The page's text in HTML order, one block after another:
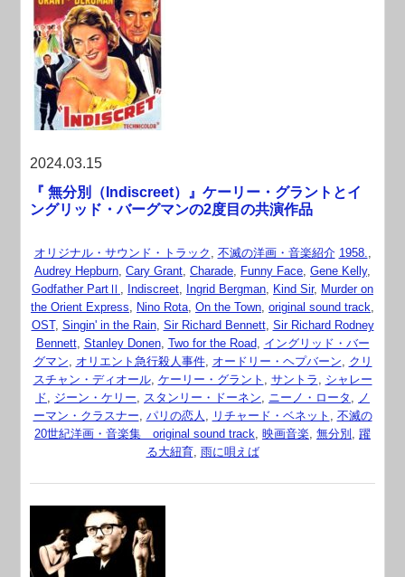
2024.03.15
『 無分別（Indiscreet）』ケーリー・グラントとイ
ングリッド・バーグマンの2度目の共演作品
オリジナル・サウンド・トラック , 不滅の洋画・音楽紹介 1958.,
Audrey Hepburn, Cary Grant, Charade, Funny Face, Gene Kelly,
Godfather PartⅡ , Indiscreet, Ingrid Bergman, Kind Sir, Murder on
the Orient Express, Nino Rota, On the Town, original sound track,
OST, Singin' in the Rain, Sir Richard Bennett, Sir Richard Rodney
Bennett, Stanley Donen, Two for the Road, イングリッド・バー
グマン, オリエント急行殺人事件, オードリー・ヘプバーン, クリ
スチャン・ディオール, ケーリー・グラント , サントラ , シャレー
ド, ジーン・ケリー, スタンリー・ドーネン, ニーノ・ロータ , ノ
ーマン・クラスナー, パリの恋人 , リチャード・ベネット , 不滅の
20世紀洋画・音楽集 original sound track, 映画音楽, 無分別 , 躍
る大紐育, 雨に唄えば